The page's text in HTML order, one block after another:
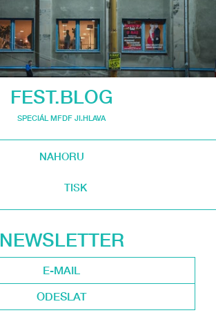
FEST.BLOG
SPECIÁL MFDF JI.HLAVA
NAHORU
TISK
NEWSLETTER
ODESLAT